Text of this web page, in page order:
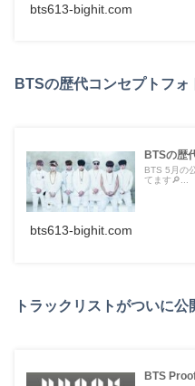
bts613-bighit.com
BTSの歴代コンセプトフォ
BTSの歴
BTS 5月の
てます🔎...
bts613-bighit.com
トラックリストがついに公
BTS